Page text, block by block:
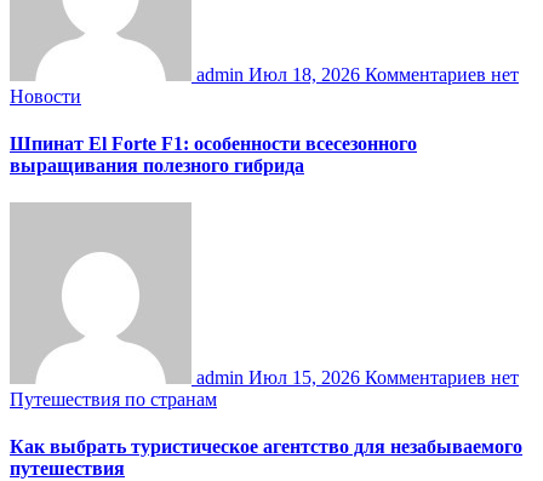
admin Июл 18, 2026 Комментариев нет
Новости
Шпинат El Forte F1: особенности всесезонного
выращивания полезного гибрида
admin Июл 15, 2026 Комментариев нет
Путешествия по странам
Как выбрать туристическое агентство для незабываемого
путешествия